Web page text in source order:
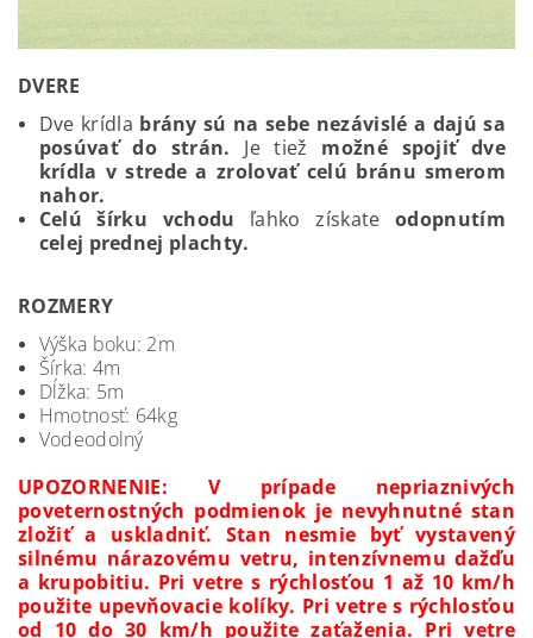
DVERE
Dve krídla brány sú na sebe nezávislé a dajú sa
posúvať do strán. Je tiež možné spojiť dve
krídla v strede a zrolovať celú bránu smerom
nahor.
Celú šírku vchodu ľahko získateodopnutím
celej prednej plachty.
ROZMERY
Výška boku: 2m
Šírka: 4m
Dĺžka: 5m
Hmotnosť: 64kg
Vodeodolný
UPOZORNENIE: V prípade nepriaznivých
poveternostných podmienok je nevyhnutné stan
zložiť a uskladniť. Stan nesmie byť vystavený
silnému nárazovému vetru, intenzívnemu dažďu
a krupobitiu. Pri vetre s rýchlosťou 1 až 10 km/h
použite upevňovacie kolíky. Pri vetre s rýchlosťou
od 10 do 30 km/h použite zaťaženia. Pri vetre